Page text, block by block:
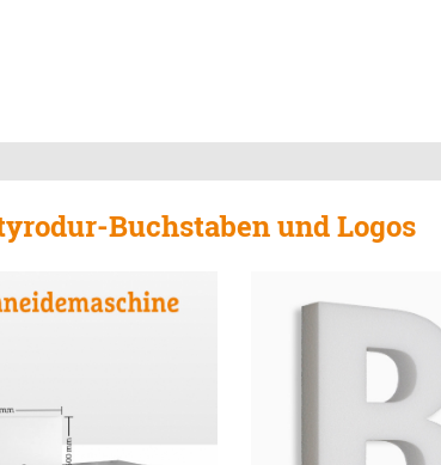
Buchstaben und Logos